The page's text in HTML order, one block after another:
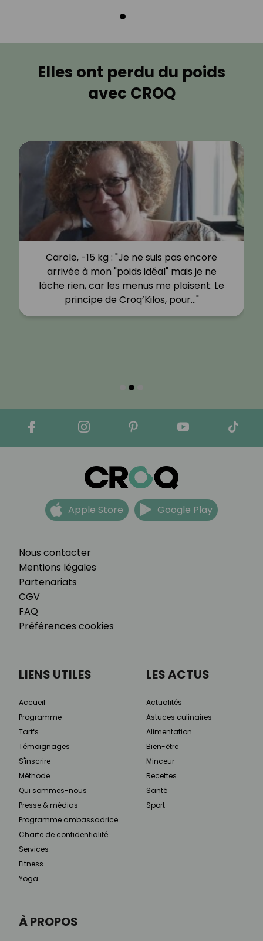
Elles ont perdu du poids
avec CROQ
Carole, -15 kg : "Je ne suis pas encore
arrivée à mon "poids idéal" mais je ne
lâche rien, car les menus me plaisent. Le
principe de Croq’Kilos, pour…"
Nous contacter
Mentions légales
Partenariats
CGV
FAQ
Préférences cookies
Apple Store Google Play
À PROPOS
LIENS UTILES
Accueil
Programme
Tarifs
Témoignages
S'inscrire
Méthode
Qui sommes-nous
Presse & médias
Programme ambassadrice
Charte de confidentialité
Services
Fitness
Yoga
LES ACTUS
Actualités
Astuces culinaires
Alimentation
Bien-être
Minceur
Recettes
Santé
Sport